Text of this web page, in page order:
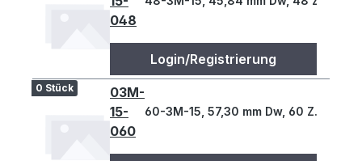
048
Login/Registrierung
0 Stück
03M-
15-
060
60-3M-15, 57,30 mm Dw, 60 Z., 3 T